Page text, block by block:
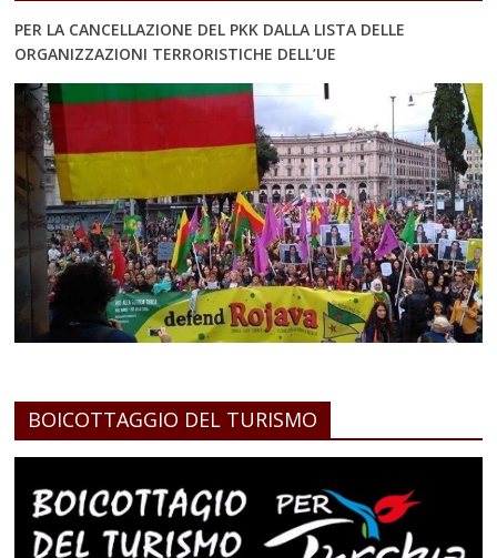
PER LA CANCELLAZIONE DEL PKK DALLA LISTA DELLE
ORGANIZZAZIONI TERRORISTICHE DELL’UE
BOICOTTAGGIO DEL TURISMO